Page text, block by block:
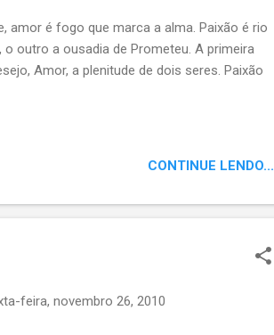
amor é fogo que marca a alma. Paixão é rio
outro a ousadia de Prometeu. A primeira
Amor, a plenitude de dois seres. Paixão
CONTINUE LENDO...
feira, novembro 26, 2010